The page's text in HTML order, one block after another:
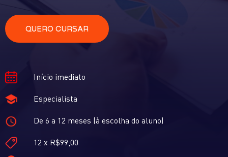
QUERO CURSAR
Início imediato
Especialista
De 6 a 12 meses (à escolha do aluno)
12 x R$99,00